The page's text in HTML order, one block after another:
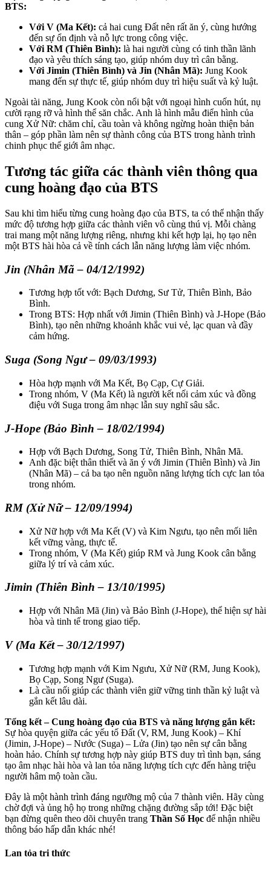
BTS:
Với V (Ma Kết): cả hai cung Đất nên rất ăn ý, cùng hướng
đến sự ổn định và nỗ lực trong công việc.
Với RM (Thiên Bình): là hai người cùng có tinh thần lãnh
đạo và yêu thích sáng tạo, giúp nhóm duy trì cân bằng.
Với Jimin (Thiên Bình) và Jin (Nhân Mã): Jung Kook
mang đến sự thực tế, giúp nhóm duy trì hiệu suất và kỷ luật.
Ngoài tài năng, Jung Kook còn nổi bật với ngoại hình cuốn hút, nụ
cười rạng rỡ và hình thể săn chắc. Anh là hình mẫu điển hình của
cung Xử Nữ: chăm chỉ, cầu toàn và không ngừng hoàn thiện bản
thân – góp phần làm nên sự thành công của BTS trong hành trình
chinh phục thế giới âm nhạc.
Tương tác giữa các thành viên thông qua
cung hoàng đạo của BTS
Sau khi tìm hiểu từng cung hoàng đạo của BTS, ta có thể nhận thấy
mức độ tương hợp giữa các thành viên vô cùng thú vị. Mỗi chàng
trai mang một năng lượng riêng, nhưng khi kết hợp lại, họ tạo nên
một BTS hài hòa cả về tính cách lẫn năng lượng làm việc nhóm.
Jin (Nhân Mã – 04/12/1992)
Tương hợp tốt với: Bạch Dương, Sư Tử, Thiên Bình, Bảo
Bình.
Trong BTS: Hợp nhất với Jimin (Thiên Bình) và J-Hope (Bảo
Bình), tạo nên những khoảnh khắc vui vẻ, lạc quan và đầy
cảm hứng.
Suga (Song Ngư – 09/03/1993)
Hòa hợp mạnh với Ma Kết, Bọ Cạp, Cự Giải.
Trong nhóm, V (Ma Kết) là người kết nối cảm xúc và đồng
điệu với Suga trong âm nhạc lẫn suy nghĩ sâu sắc.
J-Hope (Bảo Bình – 18/02/1994)
Hợp với Bạch Dương, Song Tử, Thiên Bình, Nhân Mã.
Anh đặc biệt thân thiết và ăn ý với Jimin (Thiên Bình) và Jin
(Nhân Mã) – cả ba tạo nên nguồn năng lượng tích cực lan tỏa
trong nhóm.
RM (Xử Nữ – 12/09/1994)
Xử Nữ hợp với Ma Kết (V) và Kim Ngưu, tạo nên mối liên
kết vững vàng, thực tế.
Trong nhóm, V (Ma Kết) giúp RM và Jung Kook cân bằng
giữa lý trí và cảm xúc.
Jimin (Thiên Bình – 13/10/1995)
Hợp với Nhân Mã (Jin) và Bảo Bình (J-Hope), thể hiện sự hài
hòa và tinh tế trong giao tiếp.
V (Ma Kết – 30/12/1997)
Tương hợp mạnh với Kim Ngưu, Xử Nữ (RM, Jung Kook),
Bọ Cạp, Song Ngư (Suga).
Là cầu nối giúp các thành viên giữ vững tinh thần kỷ luật và
gắn kết lâu dài.
Tổng kết – Cung hoàng đạo của BTS và năng lượng gắn kết:
Sự hòa quyện giữa các yếu tố Đất (V, RM, Jung Kook) – Khí
(Jimin, J-Hope) – Nước (Suga) – Lửa (Jin) tạo nên sự cân bằng
hoàn hảo. Chính sự tương hợp này giúp BTS duy trì tình bạn, sáng
tạo âm nhạc hài hòa và lan tỏa năng lượng tích cực đến hàng triệu
người hâm mộ toàn cầu.
Đây là một hành trình đáng ngưỡng mộ của 7 thành viên. Hãy cùng
chờ đợi và ủng hộ họ trong những chặng đường sắp tới! Đặc biệt
bạn đừng quên theo dõi chuyên trang Thần Số Học để nhận nhiều
thông báo hấp dẫn khác nhé!
Lan tỏa tri thức